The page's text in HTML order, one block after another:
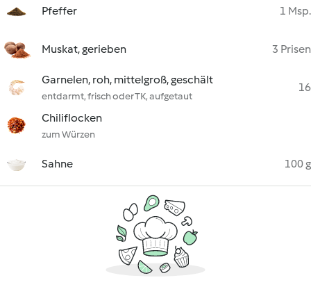
Pfeffer 1 Msp.
Muskat, gerieben 3 Prisen
Garnelen, roh, mittelgroß, geschält
entdarmt, frisch oder TK, aufgetaut
16
Chiliflocken
zum Würzen
Sahne 100 g